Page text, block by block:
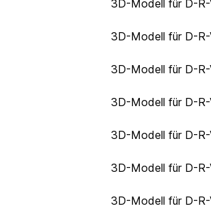
3D-Modell für D-R-
3D-Modell für D-R-
3D-Modell für D-R-
3D-Modell für D-R-
3D-Modell für D-R-
3D-Modell für D-R-
3D-Modell für D-R-